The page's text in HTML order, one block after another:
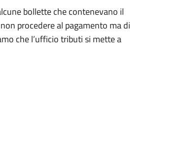
bollette che contenevano il
procedere al pagamento ma di
che l’ufficio tributi si mette a